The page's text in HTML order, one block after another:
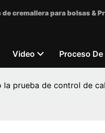
cremallera para bolsas &
Video Proceso
la prueba de control de